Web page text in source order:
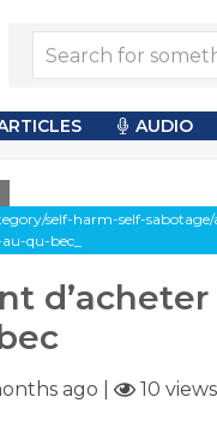
AUDIO
self-harm-self-
qu-bec_
ago 10 views